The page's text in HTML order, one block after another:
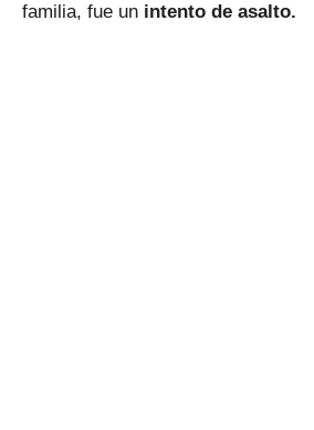
familia, fue un intento de asalto.